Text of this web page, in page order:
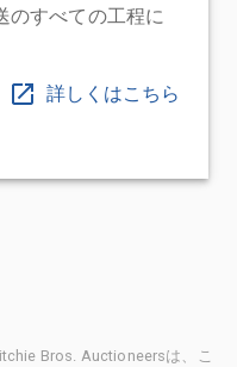
のすべての工程に
詳しくはこちら
Bros. Auctioneersは、こ